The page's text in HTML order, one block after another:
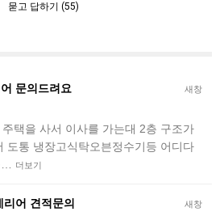
묻고 답하기 (55)
새창
문의드려요
택을 사서 이사를 가는대 2층 구조가
도통 냉장고식탁오븐정수기등 어디다
…
더보기
새창
리어 견적문의